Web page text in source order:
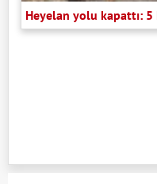
Heyelan yolu kapattı: